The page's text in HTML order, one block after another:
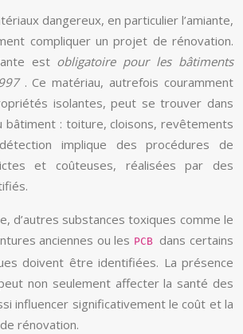
dangereux, en particulier l’amiante,
compliquer un projet de rénovation.
est obligatoire pour les bâtiments
. Ce matériau, autrefois couramment
isolantes, peut se trouver dans
bâtiment : toiture, cloisons, revêtements
implique des procédures de
et coûteuses, réalisées par des
d’autres substances toxiques comme le
anciennes ou les PCB dans certains
doivent être identifiées. La présence
non seulement affecter la santé des
influencer significativement le coût et la
rénovation.